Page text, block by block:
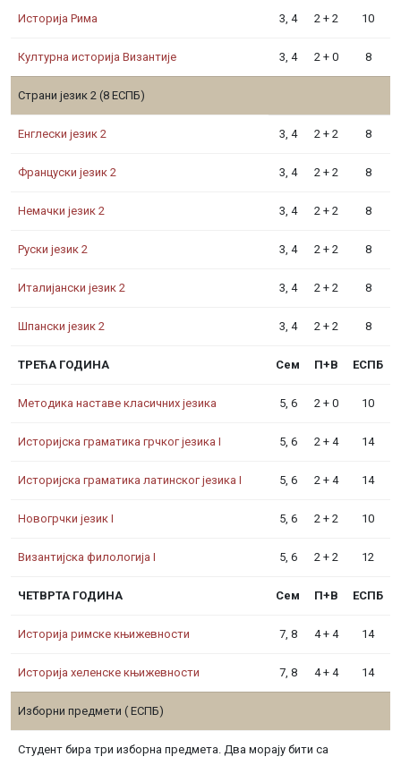
Историја Рима 3, 4 2 + 2 10
Културна историја Византије 3, 4 2 + 0 8
Страни језик 2 (8 ЕСПБ)
Енглески језик 2 3, 4 2 + 2 8
Француски језик 2 3, 4 2 + 2 8
Немачки језик 2 3, 4 2 + 2 8
Руски језик 2 3, 4 2 + 2 8
Италијански језик 2 3, 4 2 + 2 8
Шпански језик 2 3, 4 2 + 2 8
ТРЕЋА ГОДИНА Сем П+В ЕСПБ
Методика наставе класичних језика 5, 6 2 + 0 10
Историјска граматика грчког језика I 5, 6 2 + 4 14
Историјска граматика латинског језика I 5, 6 2 + 4 14
Новогрчки језик I 5, 6 2 + 2 10
Византијска филологија I 5, 6 2 + 2 12
ЧЕТВРТА ГОДИНА Сем П+В ЕСПБ
Историја римске књижевности 7, 8 4 + 4 14
Историја хеленске књижевности 7, 8 4 + 4 14
Изборни предмети ( ЕСПБ)
Студент бира три изборна предмета. Два морају бити са